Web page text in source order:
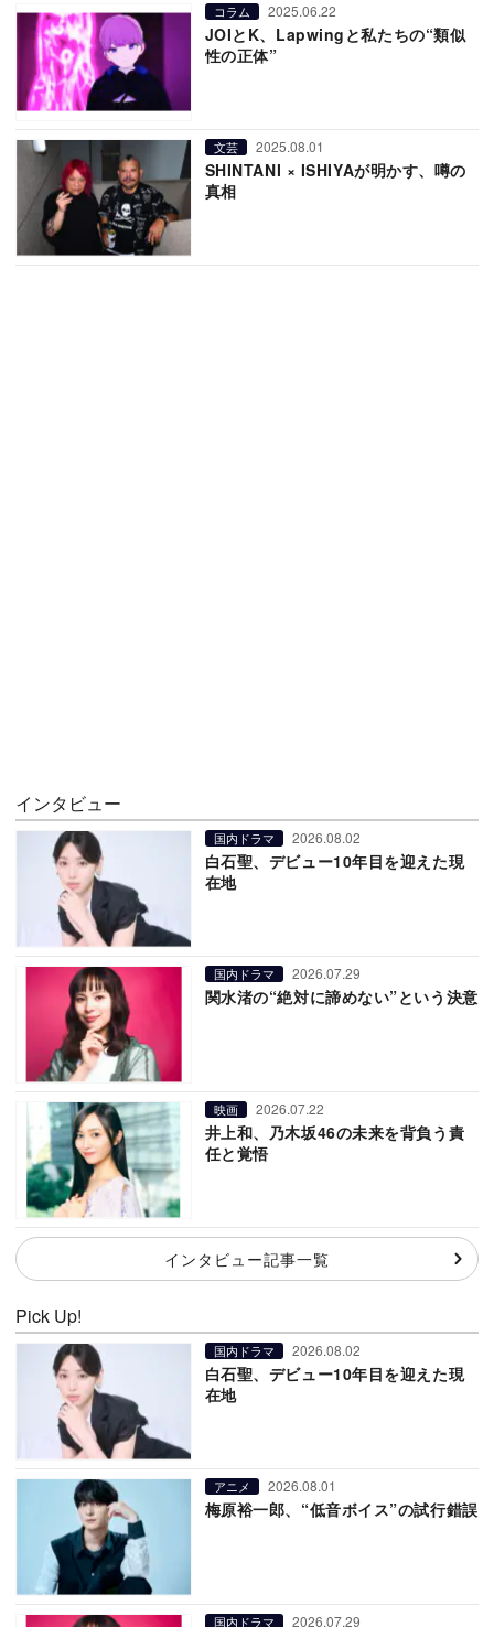
コラム 2025.06.22
JOIとK、Lapwingと私たちの“類似
性の正体”
文芸 2025.08.01
SHINTANI × ISHIYAが明かす、噂の
真相
インタビュー
国内ドラマ 2026.08.02
白石聖、デビュー10年目を迎えた現
在地
国内ドラマ 2026.07.29
関水渚の“絶対に諦めない”という決意
映画 2026.07.22
井上和、乃木坂46の未来を背負う責
任と覚悟
インタビュー記事一覧
Pick Up!
国内ドラマ 2026.08.02
白石聖、デビュー10年目を迎えた現
在地
アニメ 2026.08.01
梅原裕一郎、“低音ボイス”の試行錯誤
国内ドラマ 2026.07.29